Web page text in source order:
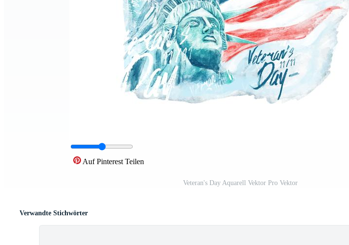
Auf Pinterest Teilen
Veteran's Day Aquarell Vektor Pro Vektor
Verwandte Stichwörter